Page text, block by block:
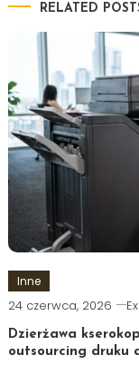
RELATED
Inne
24 czerwca, 2026
Dzierżawa
outsourcing druku